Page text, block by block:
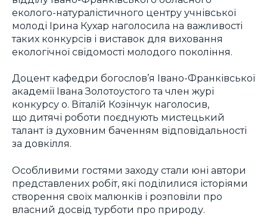
еколого-натуралістичного центру учнівської
молоді Ірина Кухар наголосила на важливості
таких конкурсів і виставок для виховання
екологічної свідомості молодого покоління.
Доцент кафедри богослов’я Івано-Франківської
академії Івана Золотоустого та член журі
конкурсу о. Віталій Козінчук наголосив,
що дитячі роботи поєднують мистецький
талант із духовним баченням відповідальності
за довкілля.
Особливими гостями заходу стали юні автори
представлених робіт, які поділилися історіями
створення своїх малюнків і розповіли про
власний досвід турботи про природу.